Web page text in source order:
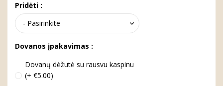
Pridėti :
Dovanos įpakavimas :
Dovanų dėžutė su rausvu kaspinu
(+ €5.00)